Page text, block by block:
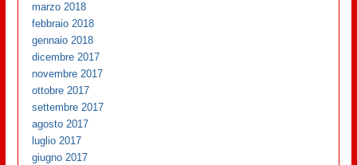
marzo 2018
febbraio 2018
gennaio 2018
dicembre 2017
novembre 2017
ottobre 2017
settembre 2017
agosto 2017
luglio 2017
giugno 2017